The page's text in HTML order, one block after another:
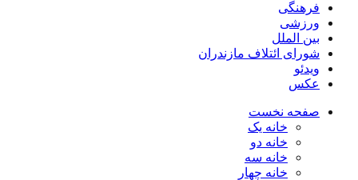
فرهنگی
ورزشی
بین الملل
شورای ائتلاف مازندران
ویدئو
عکس
صفحه نخست
خانه یک
خانه دو
خانه سه
خانه چهار